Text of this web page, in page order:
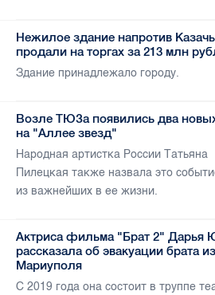
Нежилое здание напротив
продали на торгах за 213 млн
Здание принадлежало городу.
Возле ТЮЗа появились два
на "Аллее звезд"
Народная артистка России Татьяна
Пилецкая также назвала это
из важнейших в ее жизни.
Актриса фильма "Брат 2" Дарья
рассказала об эвакуации брата из
Мариуполя
С 2019 года она состоит в труппе